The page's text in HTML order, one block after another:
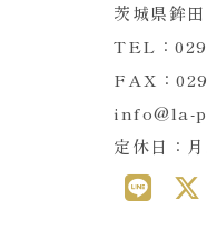
茨城県鉾
TEL：
FAX：
info@la-
定休日：